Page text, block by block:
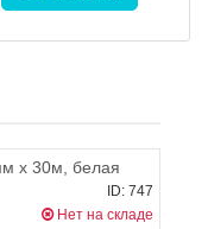
х 30м, белая
ID: 747
Нет на складе